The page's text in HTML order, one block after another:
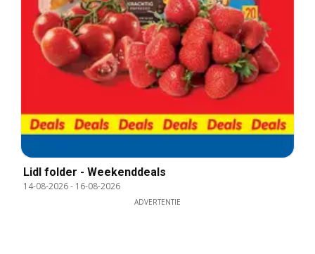
Lidl folder - Weekenddeals
14-08-2026- 16-08-2026
ADVERTENTIE